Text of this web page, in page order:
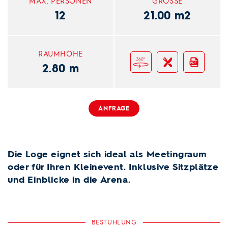
12 21.00 m2
RAUMHÖHE
2.80 m
360° ViewGastro PDF
PDF
ANFRAGE
Die Loge eignet sich ideal als Meetingraum
oder für Ihren Kleinevent. Inklusive Sitzplätze
und Einblicke in die Arena.
BESTUHLUNG